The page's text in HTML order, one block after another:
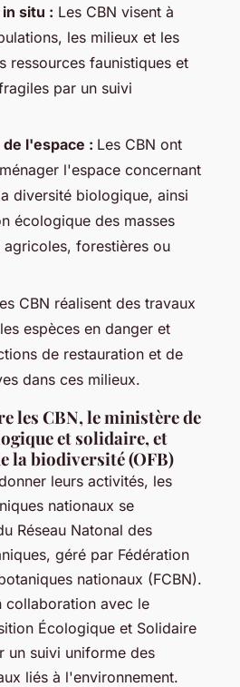
situ : Les CBN visent à
les milieux et les
ressources faunistiques et
par un suivi
l'espace : Les CBN ont
l'espace concernant
diversité biologique, ainsi
écologique des masses
forestières ou
CBN réalisent des travaux
espèces en danger et
de restauration et de
dans ces milieux.
les CBN, le ministère de
et solidaire, et
la biodiversité (OFB)
leurs activités, les
nationaux se
Réseau Natonal des
géré par Fédération
nationaux (FCBN).
collaboration avec le
Écologique et Solidaire
un suivi uniforme des
liés à l'environnement.